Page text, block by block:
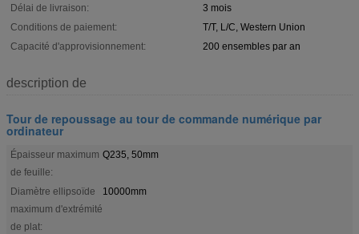
Délai de livraison:
3 mois
Conditions de paiement:
T/T, L/C, Western Union
Capacité d'approvisionnement:
200 ensembles par an
description de
Tour de repoussage au tour de commande numérique par
ordinateur
Épaisseur maximum
de feuille:
Q235, 50mm
Diamètre ellipsoïde
maximum d'extrémité
de plat:
10000mm